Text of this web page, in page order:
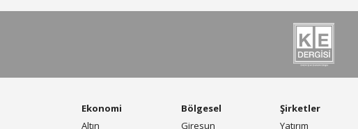
Ekonomi
Altın
Bölgesel
Giresun
Şirketler
Yatırım